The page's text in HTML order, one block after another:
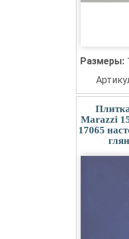
Размеры:
Marazzi
17065